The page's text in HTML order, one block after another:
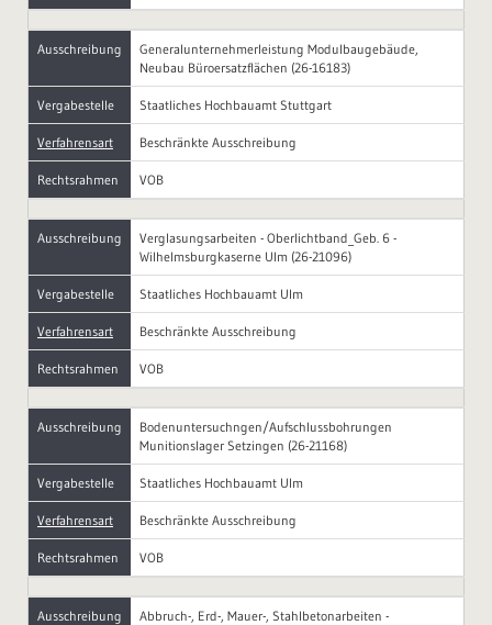
Ausschreibung
Generalunternehmerleistung Modulbaugebäude,
Neubau Büroersatzflächen (26-16183)
Vergabestelle Staatliches Hochbauamt Stuttgart
Verfahrensart Beschränkte Ausschreibung
Rechtsrahmen VOB
Ausschreibung
Verglasungsarbeiten - Oberlichtband_Geb. 6 -
Wilhelmsburgkaserne Ulm (26-21096)
Vergabestelle Staatliches Hochbauamt Ulm
Verfahrensart Beschränkte Ausschreibung
Rechtsrahmen VOB
Ausschreibung
Bodenuntersuchngen/Aufschlussbohrungen
Munitionslager Setzingen (26-21168)
Vergabestelle Staatliches Hochbauamt Ulm
Verfahrensart Beschränkte Ausschreibung
Rechtsrahmen VOB
Ausschreibung
Abbruch-, Erd-, Mauer-, Stahlbetonarbeiten -